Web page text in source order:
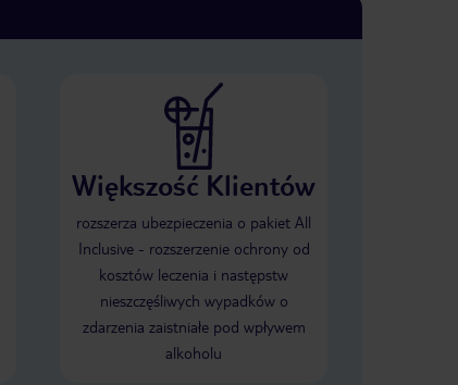
Większość Klientów
rozszerza ubezpieczenia o pakiet All
Inclusive - rozszerzenie ochrony od
kosztów leczenia i następstw
nieszczęśliwych wypadków o
zdarzenia zaistniałe pod wpływem
alkoholu